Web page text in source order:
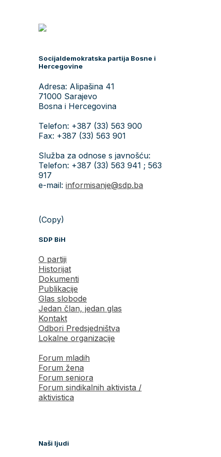
Socijaldemokratska partija Bosne i
Hercegovine
Adresa: Alipašina 41
71000 Sarajevo
Bosna i Hercegovina
Telefon: +387 (33) 563 900
Fax: +387 (33) 563 901
Služba za odnose s javnošću:
Telefon: +387 (33) 563 941 ; 563
917
e-mail: informisanje@sdp.ba
(Copy)
SDP BiH
O partiji
Historijat
Dokumenti
Publikacije
Glas slobode
Jedan član, jedan glas
Kontakt
Odbori Predsjedništva
Lokalne organizacije
Forum mladih
Forum žena
Forum seniora
Forum sindikalnih aktivista /
aktivistica
Naši ljudi